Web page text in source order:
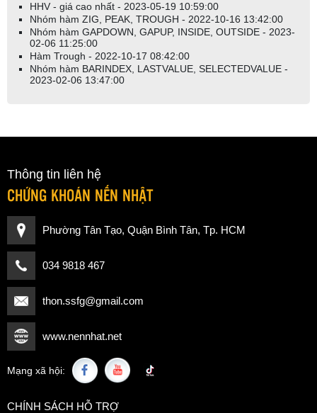
HHV - giá cao nhất - 2023-05-19 10:59:00
Nhóm hàm ZIG, PEAK, TROUGH - 2022-10-16 13:42:00
Nhóm hàm GAPDOWN, GAPUP, INSIDE, OUTSIDE - 2023-
02-06 11:25:00
Hàm Trough - 2022-10-17 08:42:00
Nhóm hàm BARINDEX, LASTVALUE, SELECTEDVALUE -
2023-02-06 13:47:00
Thông tin liên hệ
CHỨNG KHOÁN NẾN NHẬT
Phường Tân Tạo, Quận Bình Tân, Tp. HCM
034 9818 467
thon.ssfg@gmail.com
www.nennhat.net
Mạng xã hội:
CHÍNH SÁCH HỖ TRỢ